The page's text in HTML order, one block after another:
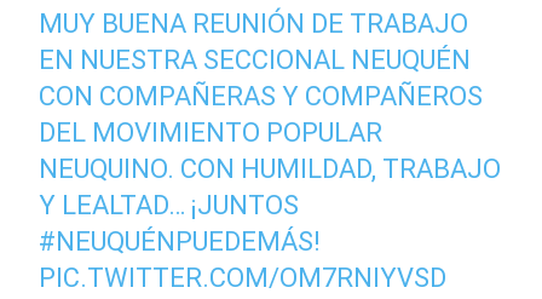
MUY BUENA REUNIÓN DE TRABAJO
EN NUESTRA SECCIONAL NEUQUÉN
CON COMPAÑERAS Y COMPAÑEROS
DEL MOVIMIENTO POPULAR
NEUQUINO. CON HUMILDAD, TRABAJO
Y LEALTAD… ¡JUNTOS
#NEUQUÉNPUEDEMÁS!
PIC.TWITTER.COM/OM7RNIYVSD